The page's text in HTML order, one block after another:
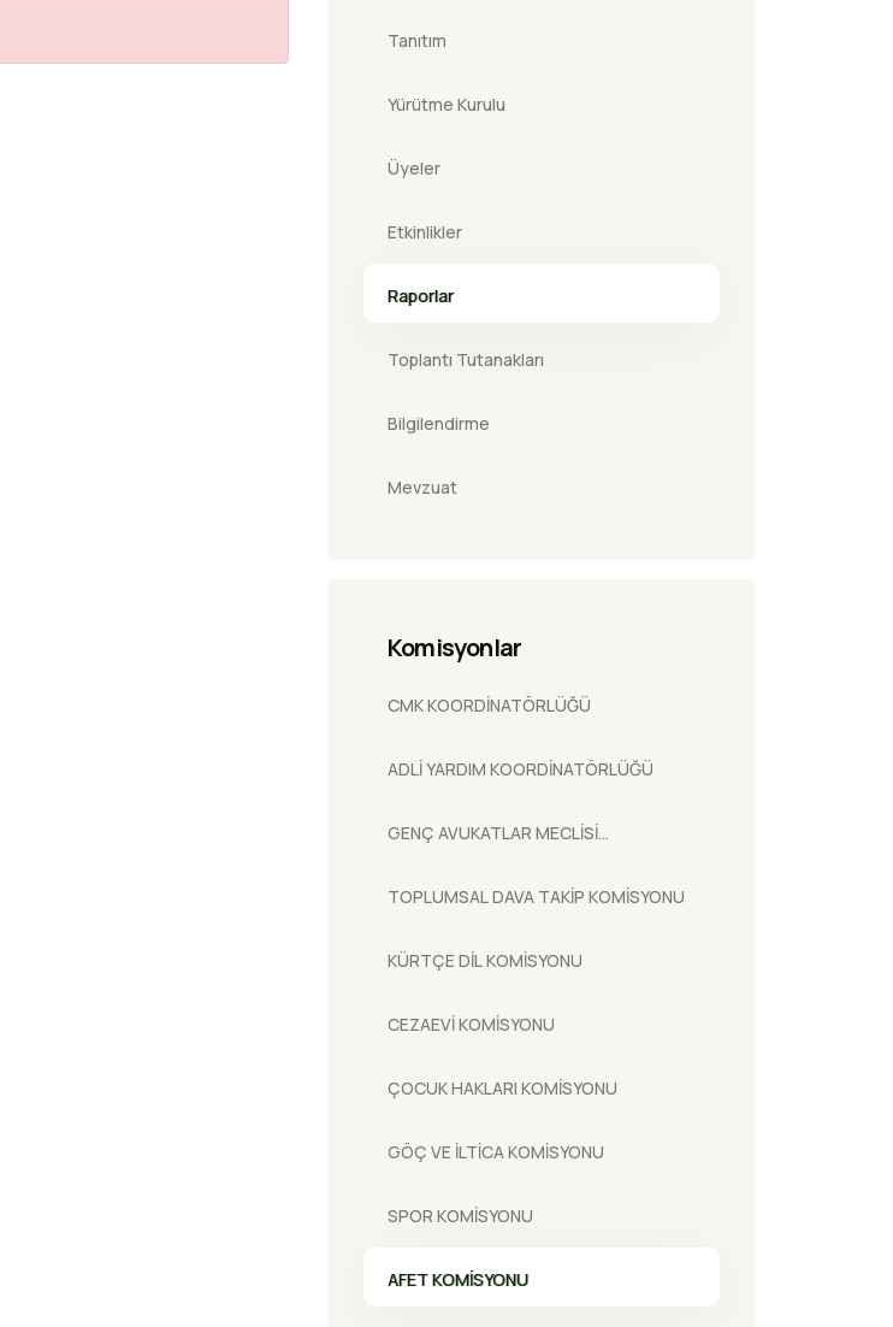
Tanıtım
Yürütme Kurulu
Üyeler
Etkinlikler
Raporlar
Toplantı Tutanakları
Bilgilendirme
Mevzuat
Komisyonlar
CMK KOORDİNATÖRLÜĞÜ
ADLİ YARDIM KOORDİNATÖRLÜĞÜ
GENÇ AVUKATLAR MECLİSİ
TOPLUMSAL DAVA TAKİP KOMİSYONU
KÜRTÇE DİL KOMİSYONU
CEZAEVİ KOMİSYONU
ÇOCUK HAKLARI KOMİSYONU
GÖÇ VE İLTİCA KOMİSYONU
SPOR KOMİSYONU
AFET KOMİSYONU